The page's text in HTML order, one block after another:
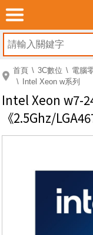
首頁 3C數位 電腦
Intel Xeon w系列
Intel Xeon w7-
《2.5Ghz/